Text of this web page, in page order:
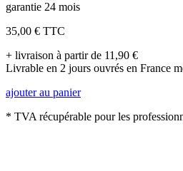
garantie 24 mois
35,00 € TTC
+ livraison à partir de 11,90 €
Livrable en 2 jours ouvrés en France
ajouter au panier
* TVA récupérable pour les